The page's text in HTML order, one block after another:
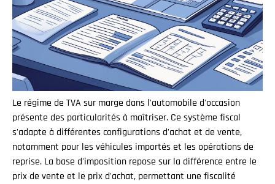
Le régime de TVA sur marge dans l'automobile d'occasion
présente des particularités à maîtriser. Ce système fiscal
s'adapte à différentes configurations d'achat et de vente,
notamment pour les véhicules importés et les opérations de
reprise. La base d'imposition repose sur la différence entre le
prix de vente et le prix d'achat, permettant une fiscalité